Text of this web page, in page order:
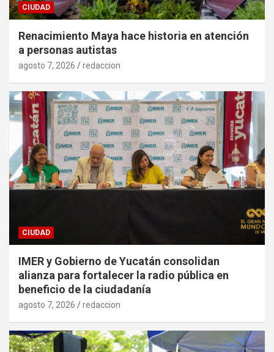
CIUDAD
Renacimiento Maya hace historia en atención
a personas autistas
agosto 7, 2026 redaccion
CIUDAD
IMER y Gobierno de Yucatán consolidan
alianza para fortalecer la radio pública en
beneficio de la ciudadanía
agosto 7, 2026 redaccion